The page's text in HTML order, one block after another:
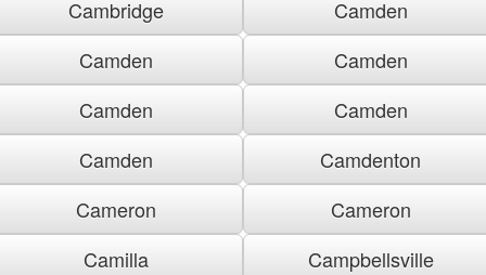
Cambridge
Camden
Camden
Camden
Camden
Camden
Camden
Camdenton
Cameron
Cameron
Camilla
Campbellsville